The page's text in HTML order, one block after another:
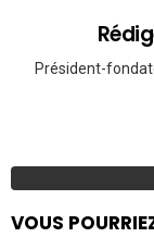
Président-
VOUS